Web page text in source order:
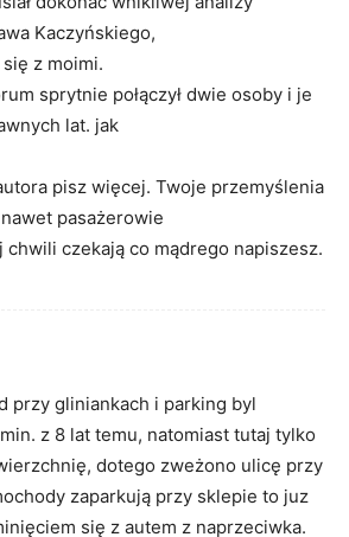
Kaczyńskiego,
z moimi.
sprytnie połączył dwie osoby i je
lat. jak
pisz więcej. Twoje przemyślenia
pasażerowie
chwili czekają co mądrego napiszesz.
przy gliniankach i parking byl
z 8 lat temu, natomiast tutaj tylko
dotego zweżono ulicę przy
zaparkują przy sklepie to juz
się z autem z naprzeciwka.